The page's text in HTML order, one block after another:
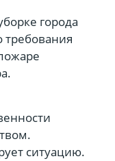
города
ситуацию.